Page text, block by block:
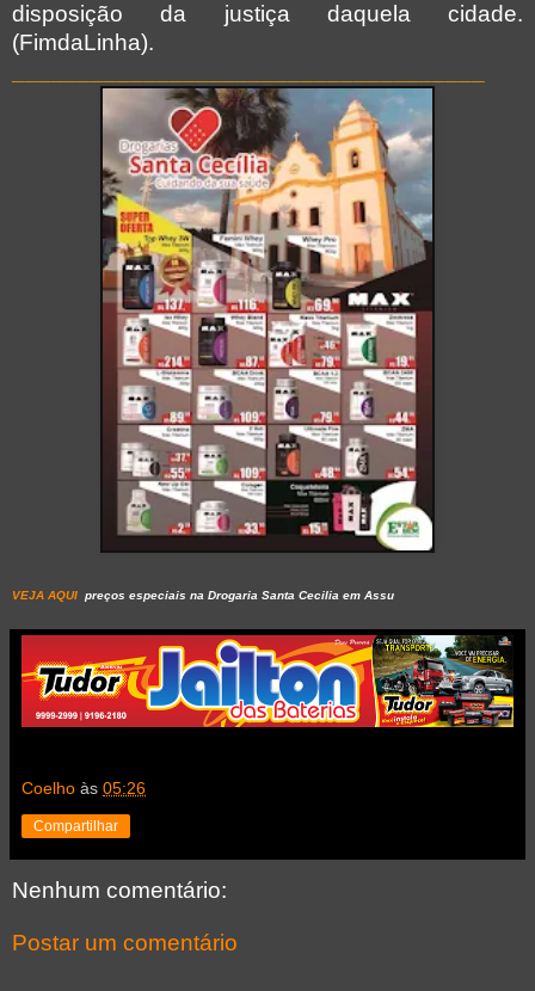
disposição da justiça daquela cidade.
(FimdaLinha).
VEJA AQUI preços especiais na Drogaria Santa Cecilia em Assu
Coelho às 05:26
Compartilhar
Nenhum comentário:
Postar um comentário